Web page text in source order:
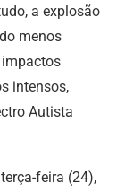
a explosão
menos
intensos,
Autista
feira (24),